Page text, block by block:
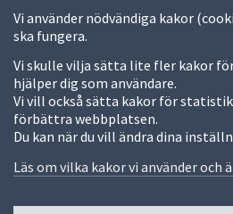
Vi använder nödvändiga kakor
ska fungera.
Vi skulle vilja sätta lite fler kakor
hjälper dig som användare.
Vi vill också sätta kakor för statistik
förbättra webbplatsen.
Du kan när du vill ändra dina
Läs om vilka kakor vi använder
Allmänna handlingar och diarium
Behandling av personuppgifter
Kakor
Språk (other languages)
Tillgänglighetsredogörelse